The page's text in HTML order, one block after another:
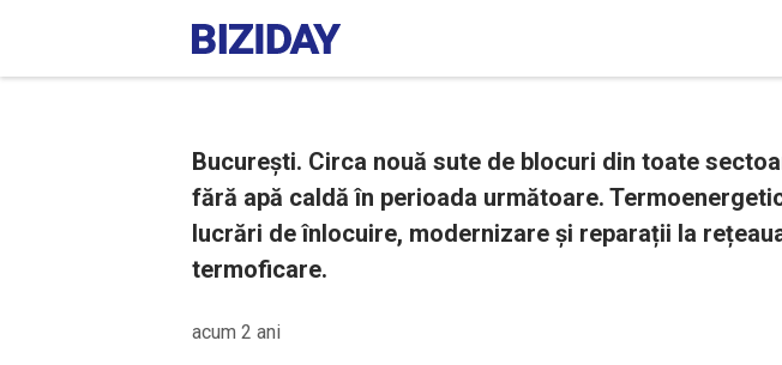
București. Circa nouă sute de blocuri din toate
fără apă caldă în perioada următoare.
lucrări de înlocuire, modernizare și reparații la
termoficare.
acum 2 ani